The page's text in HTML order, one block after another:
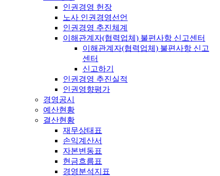
인권경영 헌장
노사 인권경영선언
인권경영 추진체계
이해관계자(협력업체) 불편사항 신고센터
이해관계자(협력업체) 불편사항 신고
센터
신고하기
인권경영 추진실적
인권영향평가
경영공시
예산현황
결산현황
재무상태표
손익계산서
자본변동표
현금흐름표
경영분석지표